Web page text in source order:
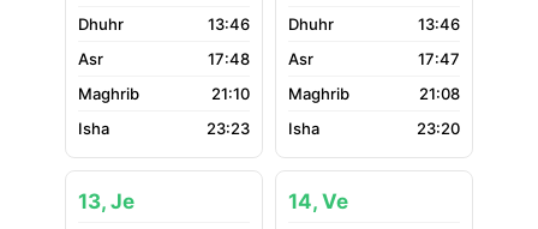
13:46
17:48
21:10
23:23
13:46
17:47
21:08
23:20
13, Je 14, Ve